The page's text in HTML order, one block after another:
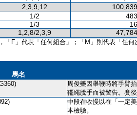
2,3,9,12
1/2
1/3
1,2,8/2,3,9
「F」代表「任何組合」；「M」則代表「任何
馬名
周俊樂因舉鞭時將手臂
韁繩脫手而被警告。賽
中段在收慢以在「一定
本檢驗。